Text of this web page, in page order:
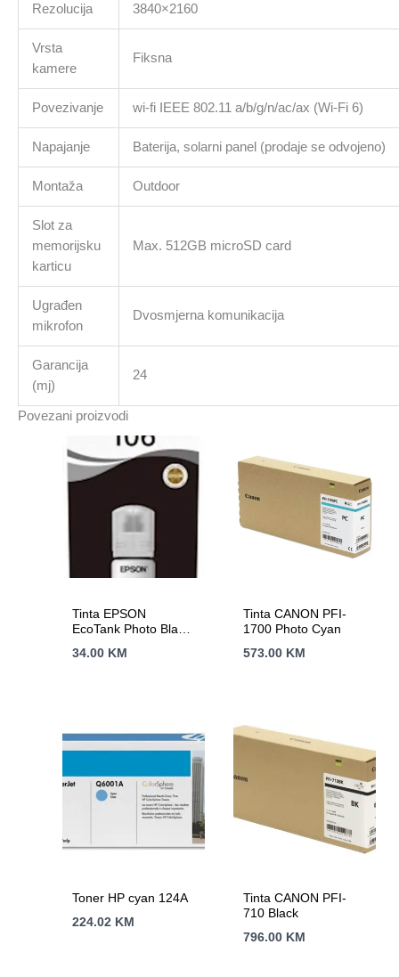
Rezolucija 3840×2160
Vrsta
kamere
Fiksna
Povezivanje wi-fi IEEE 802.11 a/b/g/n/ac/ax (Wi-Fi 6)
Napajanje Baterija, solarni panel (prodaje se odvojeno)
Montaža Outdoor
Slot za
memorijsku
karticu
Max. 512GB microSD card
Ugrađen
mikrofon
Dvosmjerna komunikacija
Garancija
(mj)
24
Povezani proizvodi
Tinta EPSON
EcoTank Photo Black
34.00 KM
Tinta CANON PFI-
1700 Photo Cyan
573.00 KM
Toner HP cyan 124A
224.02 KM
Tinta CANON PFI-
710 Black
796.00 KM